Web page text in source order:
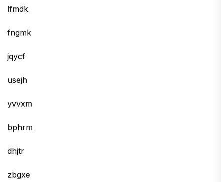
lfmdk
fngmk
jqycf
usejh
yvvxm
bphrm
dhjtr
zbgxe